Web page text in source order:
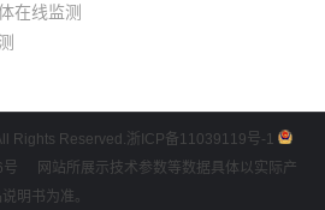
在线监测
Rights Reserved. 浙ICP备11039119号-1
网站所展示技术参数等数据具体以实际产
说明书为准。